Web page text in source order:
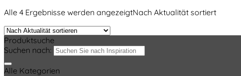
Alle 4 Ergebnisse werden angezeigtNach Aktualität sortiert
Produktsuche
Suchen nach:
Alle Kategorien